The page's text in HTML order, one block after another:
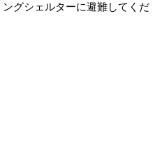
グシェルターに避難してくだ